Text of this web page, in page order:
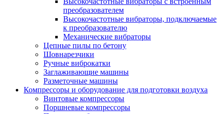
преобразователем
Высокочастотные вибраторы, подключаемые
к преобразователю
Механические вибраторы
Цепные пилы по бетону
Шовнарезчики
Ручные виброкатки
Заглаживающие машины
Разметочные машины
Компрессоры и оборудование для подготовки воздуха
Винтовые компрессоры
Поршневые компрессоры